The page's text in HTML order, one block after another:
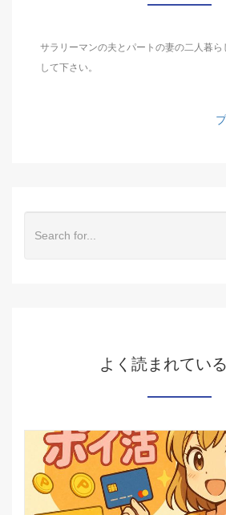
サラリーマンの夫とパートの妻の二人暮
して下さい。
よく読まれてい